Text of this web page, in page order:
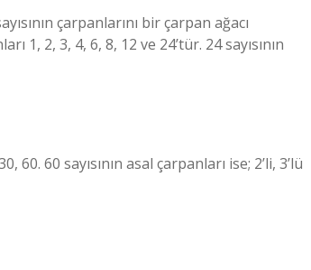
çarpanlarını bir çarpan ağacı
1, 2, 3, 4, 6, 8, 12 ve 24’tür. 24 sayısının
60. 60 sayısının asal çarpanları ise; 2’li, 3’lü